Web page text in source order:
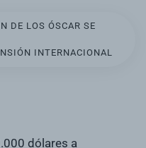
DE LOS ÓSCAR SE
INTERNACIONAL
dólares a